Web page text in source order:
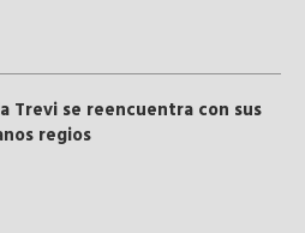
Trevi se reencuentra con sus
regios